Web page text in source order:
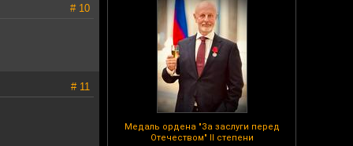
Медаль ордена "За заслуги перед
Отечеством" II степени
# 10
# 11